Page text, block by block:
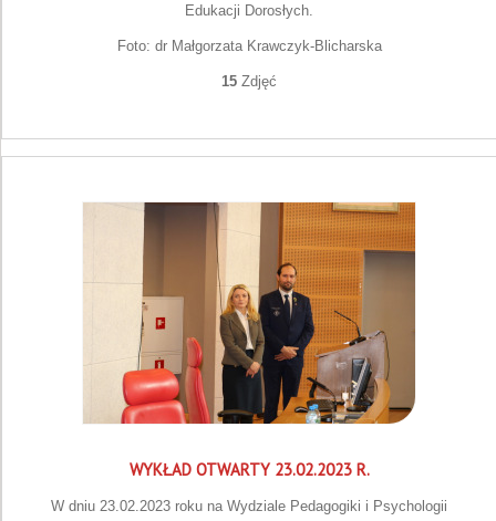
Edukacji Dorosłych.
Foto: dr Małgorzata Krawczyk-Blicharska
15 Zdjęć
WYKŁAD OTWARTY 23.02.2023 R.
W dniu 23.02.2023 roku na Wydziale Pedagogiki i Psychologii